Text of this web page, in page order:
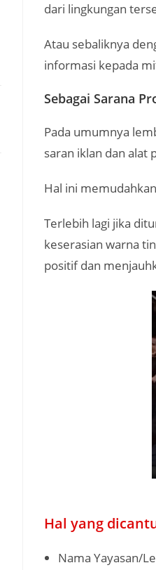
dari lingkungan
Atau sebaliknya
informasi kepada
Sebagai Sarana
Pada umumnya
saran iklan dan alat
Hal ini
Terlebih lagi jika
keserasian warna
positif dan
Hal yang
Nama Yayasan/